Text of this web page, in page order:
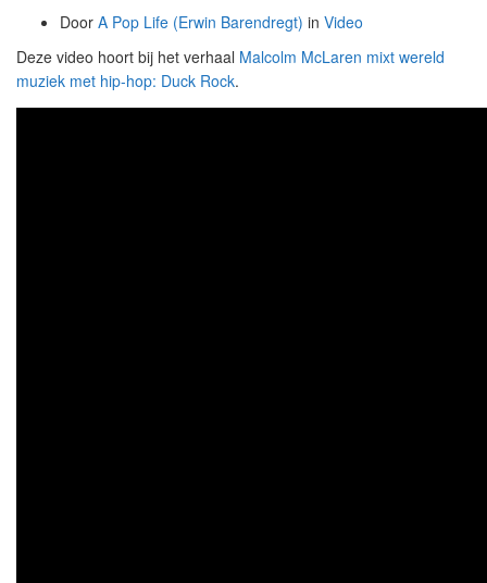
Door A Pop Life (Erwin Barendregt) in Video
Deze video hoort bij het verhaal Malcolm McLaren mixt wereld
muziek met hip-hop: Duck Rock.